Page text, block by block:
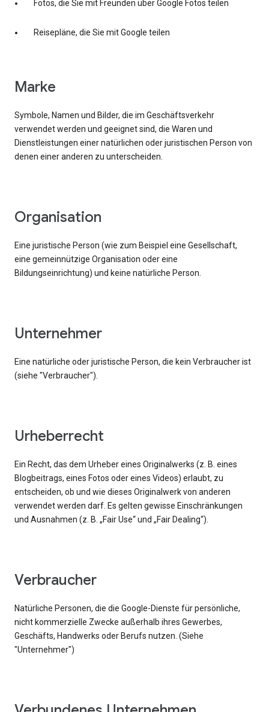
Fotos, die Sie mit Freunden über Google Fotos teilen
Reisepläne, die Sie mit Google teilen
Marke
Symbole, Namen und Bilder, die im Geschäftsverkehr
verwendet werden und geeignet sind, die Waren und
Dienstleistungen einer natürlichen oder juristischen Person von
denen einer anderen zu unterscheiden.
Organisation
Eine juristische Person (wie zum Beispiel eine Gesellschaft,
eine gemeinnützige Organisation oder eine
Bildungseinrichtung) und keine natürliche Person.
Unternehmer
Eine natürliche oder juristische Person, die kein Verbraucher ist
(siehe "Verbraucher").
Urheberrecht
Ein Recht, das dem Urheber eines Originalwerks (z. B. eines
Blogbeitrags, eines Fotos oder eines Videos) erlaubt, zu
entscheiden, ob und wie dieses Originalwerk von anderen
verwendet werden darf. Es gelten gewisse Einschränkungen
und Ausnahmen (z. B. „Fair Use“ und „Fair Dealing“).
Verbraucher
Natürliche Personen, die die Google-Dienste für persönliche,
nicht kommerzielle Zwecke außerhalb ihres Gewerbes,
Geschäfts, Handwerks oder Berufs nutzen. (Siehe
"Unternehmer")